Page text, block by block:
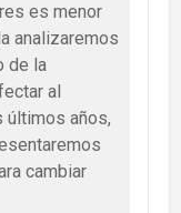
es menor
analizaremos
de la
al
últimos años,
cambiar